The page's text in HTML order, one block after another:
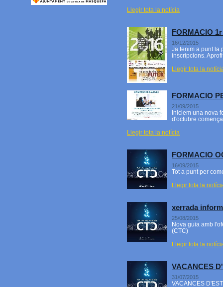
Llegir tota la notícia
FORMACIO
16/12/2015
Ja tenim a punt la
inscripcions.
Llegir tota la
FORMACIO
21/09/2015
Iniciem una nova
d'octubre
Llegir tota la notícia
FORMACIO
16/09/2015
Tot a punt per
Llegir tota la
xerrada
25/08/2015
Nova guia amb
(CTC)
Llegir tota la
VACANCES
31/07/2015
VACANCES